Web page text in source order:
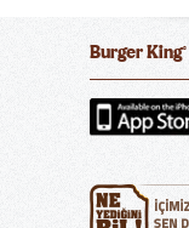
Burger King®